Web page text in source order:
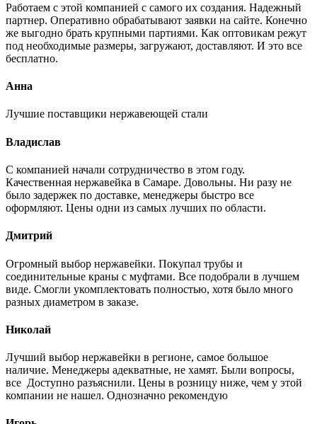
Работаем с этой компанией с самого их создания. Надежный
партнер. Оперативно обрабатывают заявки на сайте. Конечно
же выгодно брать крупными партиями. Как оптовикам режут
под необходимые размеры, загружают, доставляют. И это все
бесплатно.
Анна
Лучшие поставщики нержавеющей стали
Владислав
С компанией начали сотрудничество в этом году.
Качественная нержавейка в Самаре. Довольны. Ни разу не
было задержек по доставке, менеджеры быстро все
оформляют. Цены одни из самых лучших по области.
Дмитрий
Огромный выбор нержавейки. Покупал трубы и
соединительные краны с муфтами. Все подобрали в лучшем
виде. Смогли укомплектовать полностью, хотя было много
разных диаметром в заказе.
Николай
Лучший выбор нержавейки в регионе, самое большое
наличие. Менеджеры адекватные, не хамят. Были вопросы,
все Доступно разъяснили. Цены в розницу ниже, чем у этой
компании не нашел. Однозначно рекомендую